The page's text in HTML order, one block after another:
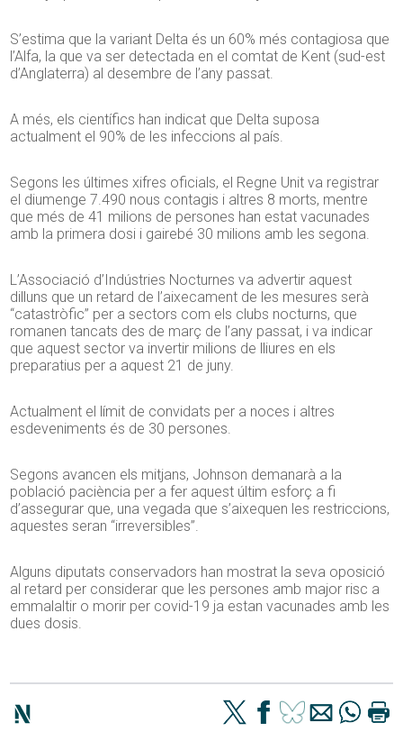
S’estima que la variant Delta és un 60% més contagiosa que
l’Alfa, la que va ser detectada en el comtat de Kent (sud-est
d’Anglaterra) al desembre de l’any passat.
A més, els científics han indicat que Delta suposa
actualment el 90% de les infeccions al país.
Segons les últimes xifres oficials, el Regne Unit va registrar
el diumenge 7.490 nous contagis i altres 8 morts, mentre
que més de 41 milions de persones han estat vacunades
amb la primera dosi i gairebé 30 milions amb les segona.
L’Associació d’Indústries Nocturnes va advertir aquest
dilluns que un retard de l’aixecament de les mesures serà
“catastròfic” per a sectors com els clubs nocturns, que
romanen tancats des de març de l’any passat, i va indicar
que aquest sector va invertir milions de lliures en els
preparatius per a aquest 21 de juny.
Actualment el límit de convidats per a noces i altres
esdeveniments és de 30 persones.
Segons avancen els mitjans, Johnson demanarà a la
població paciència per a fer aquest últim esforç a fi
d’assegurar que, una vegada que s’aixequen les restriccions,
aquestes seran “irreversibles”.
Alguns diputats conservadors han mostrat la seva oposició
al retard per considerar que les persones amb major risc a
emmalaltir o morir per covid-19 ja estan vacunades amb les
dues dosis.